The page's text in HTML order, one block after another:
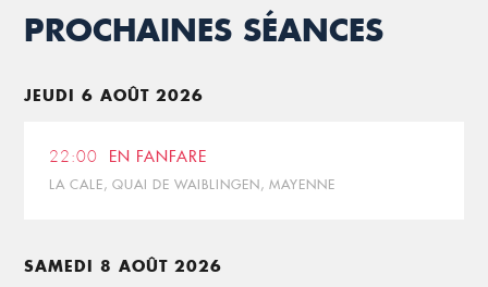
PROCHAINES SÉANCES
JEUDI 6 AOÛT 2026
22:00 EN FANFARE
LA CALE, QUAI DE WAIBLINGEN, MAYENNE
SAMEDI 8 AOÛT 2026